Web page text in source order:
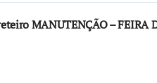
MANUTENÇÃO – FEIRA